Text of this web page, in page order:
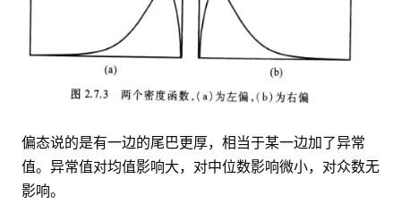
偏态说的是有一边的尾巴更厚，相当于某一边加了异常
值。异常值对均值影响大，对中位数影响微小，对众数无
影响。